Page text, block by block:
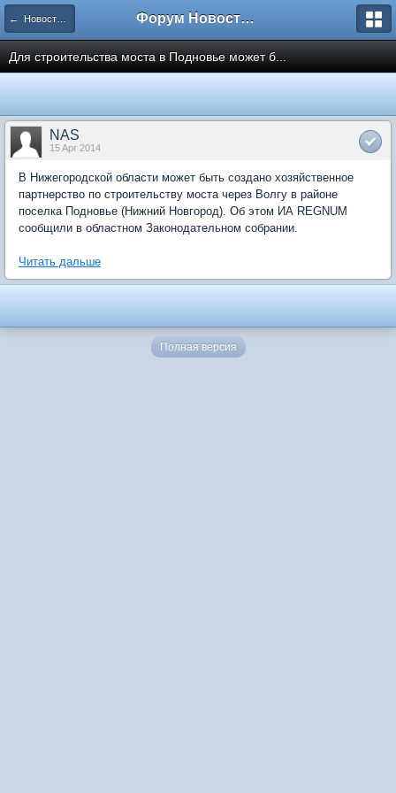
← Новости рынка недвижимости Форум Новостройки
Для строительства моста в Подновье может б...
NAS
15 Apr 2014
В Нижегородской области может быть создано хозяйственное
партнерство по строительству моста через Волгу в районе
поселка Подновье (Нижний Новгород). Об этом ИА REGNUM
сообщили в областном Законодательном собрании.
Читать дальше
Полная версия